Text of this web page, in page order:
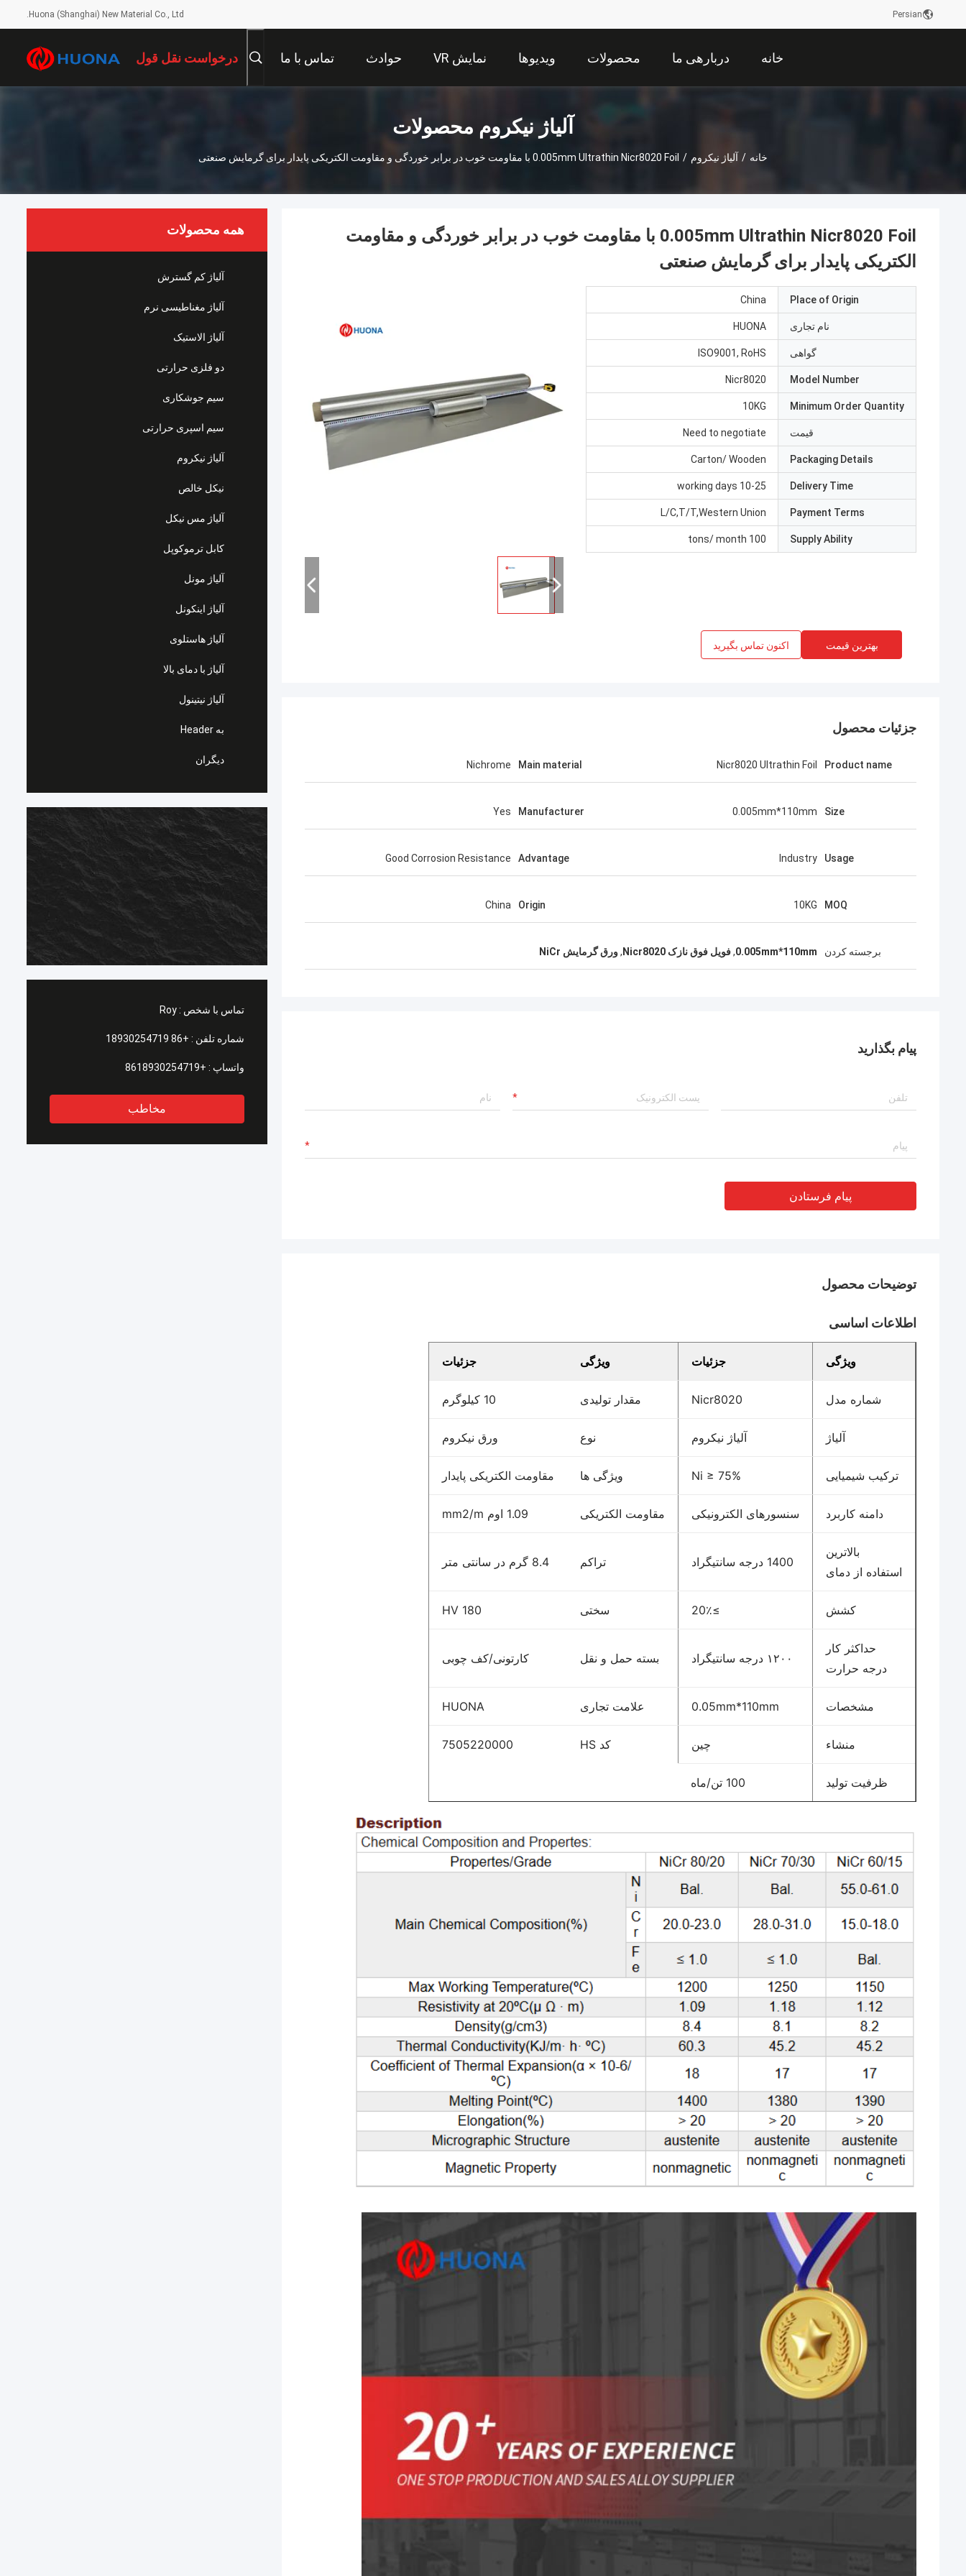
Huona (Shanghai) New Material Co., Ltd. Persian
خانه دربارهی ما محصولات ویدیوها نمایش VR حوادث تماس با ما درخواست نقل قول
آلیاژ نیکروم محصولات
خانه / آلیاژ نیکروم / 0.005mm Ultrathin Nicr8020 Foil با مقاومت خوب در برابر خوردگی و مقاومت الکتریکی پایدار برای گرمایش صنعتی
همه محصولات
آلیاژ کم گسترش
آلیاژ مغناطیسی نرم
آلیاژ الاستیک
دو فلزی حرارتی
سیم جوشکاری
سیم اسپری حرارتی
آلیاژ نیکروم
نیکل خالص
آلیاژ مس نیکل
کابل ترموکوپل
آلیاژ مونل
آلیاژ اینکونل
آلیاژ هاستلوی
آلیاژ با دمای بالا
آلیاژ نیتینول
به Header
دیگران
تماس با شخص :Roy
شماره تلفن : +86 18930254719
واتساپ : +8618930254719
مخاطب
0.005mm Ultrathin Nicr8020 Foil با مقاومت خوب در برابر خوردگی و مقاومت
الکتریکی پایدار برای گرمایش صنعتی
Place of Origin
China
نام تجاری HUONA
گواهی ISO9001, RoHS
Model Number
Nicr8020
Minimum Order Quantity
10KG
قیمت Need to negotiate
Packaging Details
Carton/ Wooden
Delivery Time
10-25 working days
Payment Terms
L/C,T/T,Western Union
Supply Ability
100 tons/ month
بهترین قیمت اکنون تماس بگیرید
جزئیات محصول
Product name
Nicr8020 Ultrathin Foil
Main material
Nichrome
Size
0.005mm*110mm
Manufacturer
Yes
Usage
Industry
Advantage
Good Corrosion Resistance
MOQ
10KG
Origin
China
برجسته کردن 0.005mm*110mm
,فویل فوق نازک Nicr8020 ,ورق گرمایش NiCr
پیام بگذارید
پیام فرستادن
توضیحات محصول
اطلاعات اساسی
ویژگی جزئیات ویژگی جزئیات
شماره مدل Nicr8020 مقدار تولیدی 10 کیلوگرم
آلیاژ آلیاژ نیکروم نوع ورق نیکروم
ترکیب شیمیایی Ni ≥ 75% ویژگی ها مقاومت الکتریکی پایدار
دامنه کاربرد سنسورهای الکترونیکی مقاومت الکتریکی 1.09 اوم mm2/m
بالاترين
استفاده از دمای
1400 درجه سانتیگراد تراکم 8.4 گرم در سانتی متر
کشش ≥20٪ سختی 180 HV
حداکثر کار
درجه حرارت
۱۲۰۰ درجه سانتیگراد بسته حمل و نقل کارتونی/کف چوبی
مشخصات 0.05mm*110mm علامت تجاری HUONA
منشاء چین کد HS 7505220000
ظرفیت تولید 100 تن/ماه